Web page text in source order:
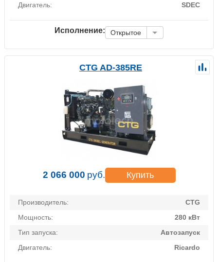
Двигатель:
SDEC
Исполнение: Открытое
CTG AD-385RE
2 066 000 руб. Купить
Производитель:
CTG
Мощность:
280 кВт
Тип запуска:
Автозапуск
Двигатель:
Ricardo